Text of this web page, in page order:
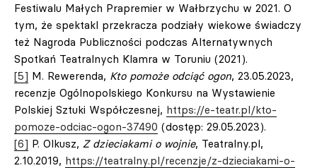
Festiwalu Małych Prapremier w Wałbrzychu w 2021. O
tym, że spektakl przekracza podziały wiekowe świadczy
też Nagroda Publiczności podczas Alternatywnych
Spotkań Teatralnych Klamra w Toruniu (2021).
[5] M. Rewerenda, Kto pomoże odciąć ogon, 23.05.2023,
recenzje Ogólnopolskiego Konkursu na Wystawienie
Polskiej Sztuki Współczesnej, https://e-teatr.pl/kto-
pomoze-odciac-ogon-37490 (dostęp: 29.05.2023).
[6] P. Olkusz, Z dzieciakami o wojnie, Teatralny.pl,
2.10.2019, https://teatralny.pl/recenzje/z-dzieciakami-o-